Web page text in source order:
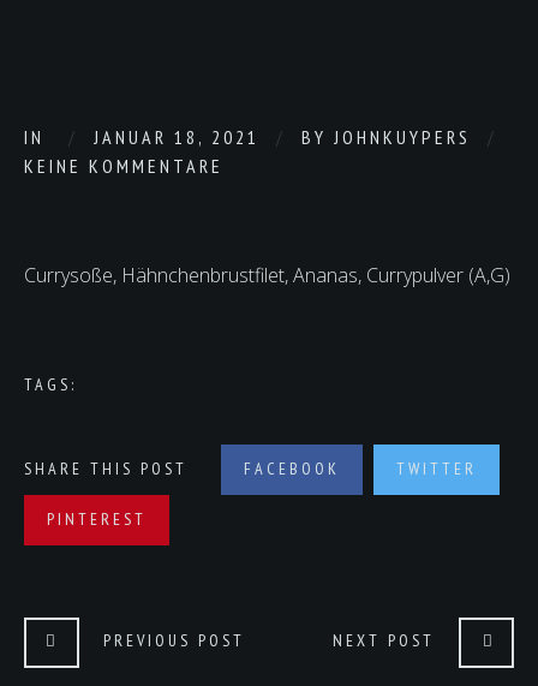
IN JANUAR 18, 2021 BY JOHNKUYPERS
KEINE KOMMENTARE
Currysoße, Hähnchenbrustfilet, Ananas, Currypulver (A,G)
TAGS:
SHARE THIS POST FACEBOOK TWITTER
PINTEREST
PREVIOUS POST NEXT POST